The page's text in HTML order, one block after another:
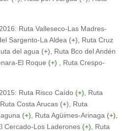
Ruta Valleseco-Las Madres-
Sargento-La Aldea (+), Ruta Cruz
del agua (+), Ruta Bco del Andén
El Roque (+) , Ruta Crespo-
Ruta Risco Caído (+) , Ruta
, Ruta Costa Arucas (+), Ruta
(+) , Ruta Agüimes-Arinaga (+)
Cercado-Los Laderones (+) , Ruta